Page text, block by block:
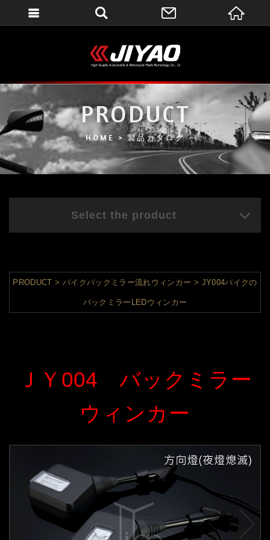
PRODUCT
HOME 製品カタログ
Select the product
PRODUCT バイクバックミラー流れウィンカー JY004バイクの
バックミラーLEDウィンカー
ＪＹ004 バックミラー
ウィンカー
N
ex
t
會員登入(燈箱)
加入會員
忘記密碼
密碼修改
訂單查詢
個人資料修改
會員登出
填寫匯款通知